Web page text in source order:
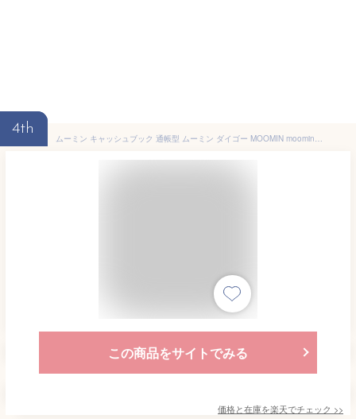
4th
ムーミン キャッシュブック 通帳型 ムーミン ダイゴー MOOMIN moomin ムーミン リトルミイ スナフキン 家計簿 金銭出納帳 おこづかい帳 お小遣い帳 お金管理 カバー付き DAIGO
この商品をサイトでみる
価格と在庫を楽天でチェック >>